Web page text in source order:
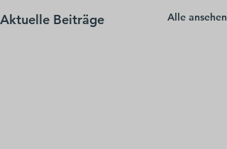
Aktuelle Beiträge Alle ansehen